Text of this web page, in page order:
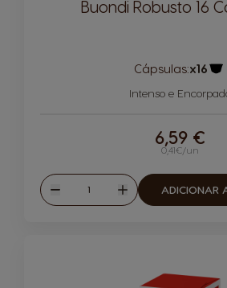
Buondi Robusto 16
Cápsulas:x16
Intenso e
0,41€/un
6,59 €
Reduzir
Quantidade
Aumentar
ADICIONAR